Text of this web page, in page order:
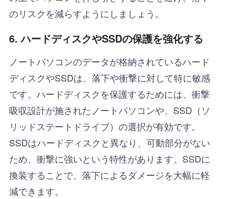
のリスクを減らすようにしましょう。
6.ハードディスクやSSDの保護を強化する
ノートパソコンのデータが格納されているハード
ディスクやSSDは、落下や衝撃に対して特に敏感
です。ハードディスクを保護するためには、衝撃
吸収設計が施されたノートパソコンや、SSD（ソ
リッドステートドライブ）の選択が有効です。
SSDはハードディスクと異なり、可動部分がない
ため、衝撃に強いという特性があります。SSDに
換装することで、落下によるダメージを大幅に軽
減できます。